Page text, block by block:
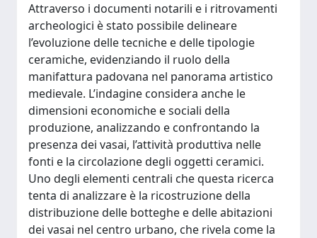
Attraverso i documenti notarili e i ritrovamenti
archeologici è stato possibile delineare
l’evoluzione delle tecniche e delle tipologie
ceramiche, evidenziando il ruolo della
manifattura padovana nel panorama artistico
medievale. L’indagine considera anche le
dimensioni economiche e sociali della
produzione, analizzando e confrontando la
presenza dei vasai, l’attività produttiva nelle
fonti e la circolazione degli oggetti ceramici.
Uno degli elementi centrali che questa ricerca
tenta di analizzare è la ricostruzione della
distribuzione delle botteghe e delle abitazioni
dei vasai nel centro urbano, che rivela come la